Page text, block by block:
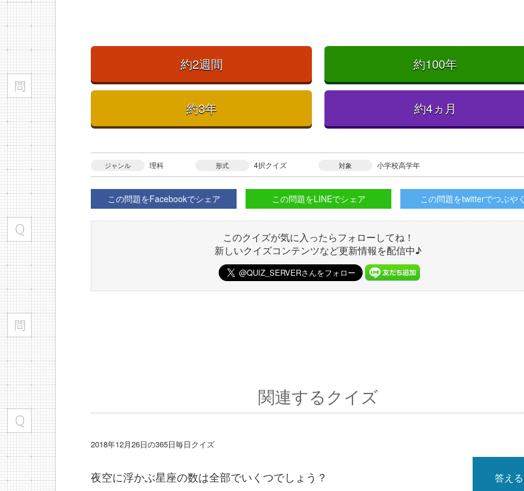
約2週間 約100年
約3年 約4ヵ月
ジャンル 理科 形式 4択クイズ 対象 小学校高学年
この問題をFacebookでシェア この問題をLINEでシェア この問題をtwitterでつぶやく
このクイズが気に入ったらフォローしてね！
新しいクイズコンテンツなど更新情報を配信中♪
関連するクイズ
2018年12月26日の365日毎日クイズ
夜空に浮かぶ星座の数は全部でいくつでしょう？ 答える